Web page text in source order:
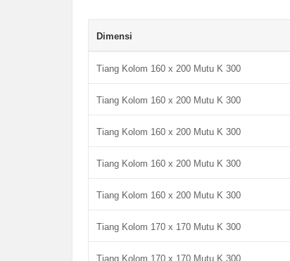
Dimensi
Tiang Kolom 160 x 200 Mutu K 300
Tiang Kolom 160 x 200 Mutu K 300
Tiang Kolom 160 x 200 Mutu K 300
Tiang Kolom 160 x 200 Mutu K 300
Tiang Kolom 160 x 200 Mutu K 300
Tiang Kolom 170 x 170 Mutu K 300
Tiang Kolom 170 x 170 Mutu K 300